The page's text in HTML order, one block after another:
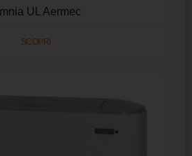
UL Aermec
SCOPRI